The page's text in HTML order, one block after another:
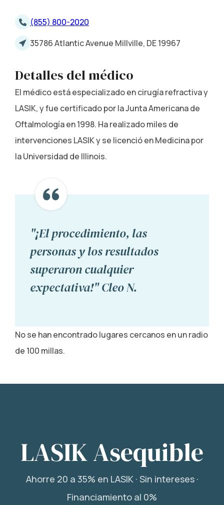
(855) 800-2020
35786 Atlantic Avenue Millville, DE 19967
Detalles del médico
El médico está especializado en cirugía refractiva y
LASIK, y fue certificado por la Junta Americana de
Oftalmología en 1998. Ha realizado miles de
intervenciones LASIK y se licenció en Medicina por
la Universidad de Illinois.
"¡El procedimiento, las
personas y los resultados
superaron cualquier
expectativa!" Cleo N.
No se han encontrado lugares cercanos en un radio
de 100 millas.
LASIK Asequible
Ahorre 20 a 35% en LASIK · Sin intereses ·
Financiamiento al 0%